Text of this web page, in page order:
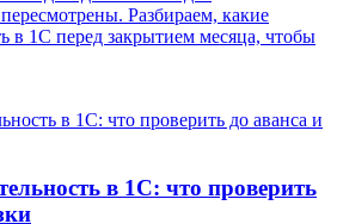
Разбираем, какие
в 1С перед закрытием месяца, чтобы
в 1С: что проверить